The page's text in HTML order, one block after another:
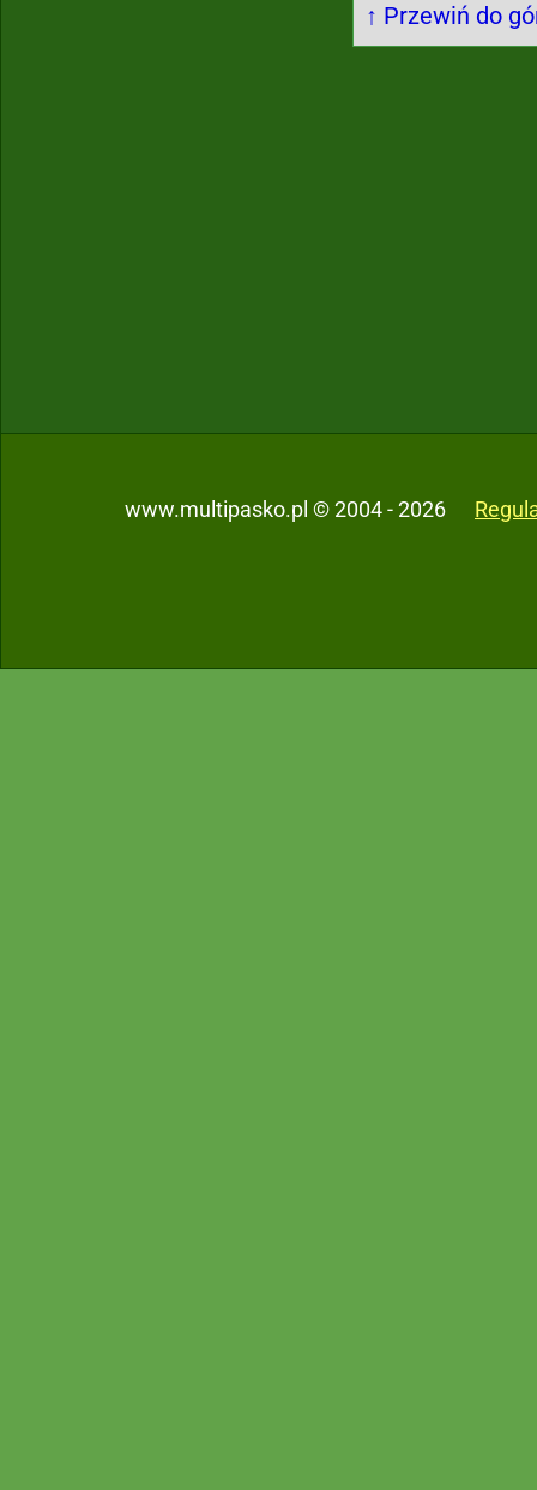
↑ Przewiń do
www.multipasko.pl © 2004 - 2026